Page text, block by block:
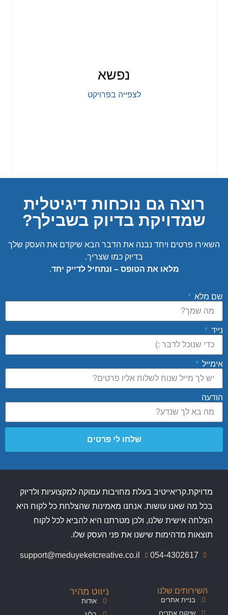
נפשא
לצפייה בפרויקט
רוצה גם נוכחות דיגיטלית
שמדויקת בדיוק בשבילך?
השאירו פרטים ויחד נבנה את הדבר הבא שיקדם את העסק שלך
בדיוק כמו שצריך.
מלאו את הטופס – ונתחיל לדייק יחד.
שם מלא
נייד
אימייל
הודעה
שלחו לי פרטים
מדויקת.קריאייטיב בעלת מחויבות עמוקה למקצועיות ולדיוק
בכל מה שאנו עושות. אנחנו מאמינות שהצלחת כל לקוח היא
הצלחה אישית שלנו, ולכן מטרתנו היא להביא לכל לקוח
תוצאות מדהימות שישנו את פני העסק שלו.
054-4302617
support@meduyeketcreative.co.il
השירותים שלנו
בניית אתרים
שיקום אתרים
ניווט מהיר
אודות